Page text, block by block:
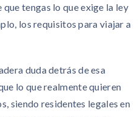
tengas lo que exige la ley
los requisitos para viajar a
duda detrás de esa
lo que realmente quieren
siendo residentes legales en